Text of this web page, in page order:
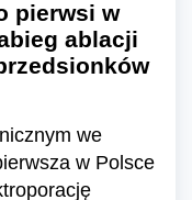
pierwsi w
ablacji
we
w Polsce